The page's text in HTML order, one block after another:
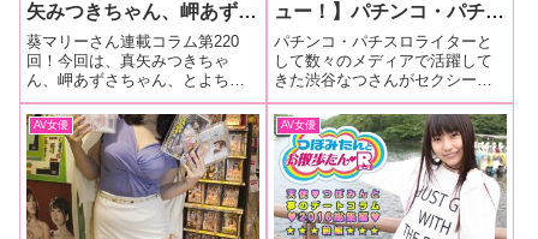
矢みつきちゃん、岬あずさ
ちゃん、とよちゃんのユニ
ット・あわびスプラッシュ
の３周年記念ライブ！ 衝
撃の発表も……
葵マリーさん連載コラム第220
回！今回は、真矢みつきちゃ
ん、岬あずさちゃん、とよちゃ
んが自由きままに歌って踊って
飲んで笑って自由にパフォーマ
ンスするユニット・あわびスプ
ラッシュの３年目に記念ライ
ブ！ 衝撃の発表も……■マリー
さんの今までの連
ュー！】パチンコ・パチス
ロライターとして活躍して
いた渋谷なつがチ〇コで玉
遊び！ 若い頃は7回やり
ました。パチンコライター
だから「7」が好きなんで
す【後編】
パチンコ・パチスロライターと
して数々のメディアで活躍して
きた渋谷なつさんがセクシー女
優に転身！デビュー作では恥じ
らう姿を見せていたが、2作目は
大胆にも自宅で撮影を敢行し、
夫がいない間に不貞性交を繰り
返すのだ。リビング、寝室、ダ
イニングとあら
AV女優 AV女優